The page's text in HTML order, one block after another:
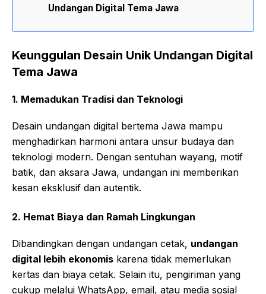
Undangan Digital Tema Jawa
Keunggulan Desain Unik Undangan Digital
Tema Jawa
1. Memadukan Tradisi dan Teknologi
Desain undangan digital bertema Jawa mampu
menghadirkan harmoni antara unsur budaya dan
teknologi modern. Dengan sentuhan wayang, motif
batik, dan aksara Jawa, undangan ini memberikan
kesan eksklusif dan autentik.
2. Hemat Biaya dan Ramah Lingkungan
Dibandingkan dengan undangan cetak, undangan
digital lebih ekonomis karena tidak memerlukan
kertas dan biaya cetak. Selain itu, pengiriman yang
cukup melalui WhatsApp, email, atau media sosial